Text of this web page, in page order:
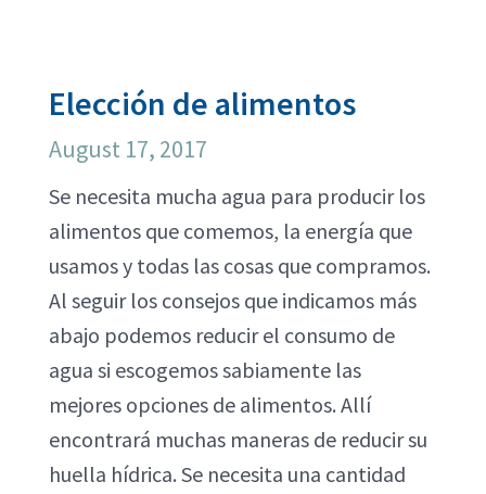
Elección de alimentos
August 17, 2017
Se necesita mucha agua para producir los
alimentos que comemos, la energía que
usamos y todas las cosas que compramos.
Al seguir los consejos que indicamos más
abajo podemos reducir el consumo de
agua si escogemos sabiamente las
mejores opciones de alimentos. Allí
encontrará muchas maneras de reducir su
huella hídrica. Se necesita una cantidad